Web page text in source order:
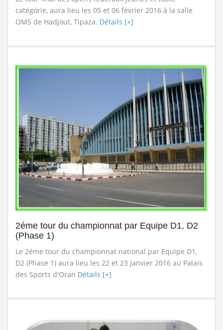
dispositions pratiques 2025-2026... Lire la suite
catégorie, aura lieu les 05 et 06 février 2016 à la salle
OMS de Hadjout, Tipaza. Détails [+]
2éme tour du championnat par Equipe D1, D2
(Phase 1)
Le 2éme tour du championnat national par Equipe D1,
D2 (Phase 1) aura lieu les 22 et 23 Janvier 2016 au Palais
des Sports d'Oran Détails [+]